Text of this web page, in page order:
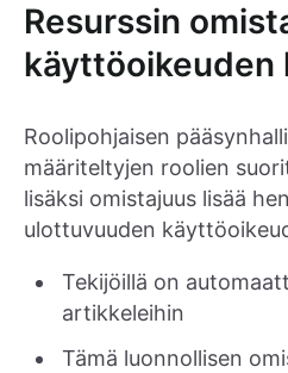
Resurssin
käyttöoikeuden
Roolipohjaisen
määriteltyjen roolien
lisäksi omistajuus lisää
ulottuvuuden
Tekijöillä on
artikkeleihin
Tämä luonnollisen